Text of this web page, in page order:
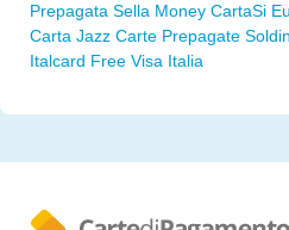
Prepagata Sella Money CartaSi
Carta Jazz Carte Prepagate
Italcard Free Visa Italia